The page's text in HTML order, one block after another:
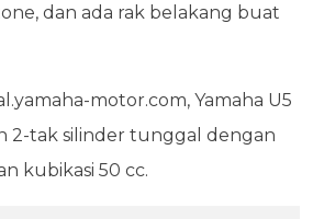
dan ada rak belakang buat
motor.com, Yamaha U5
2-tak silinder tunggal dengan
kubikasi 50 cc.